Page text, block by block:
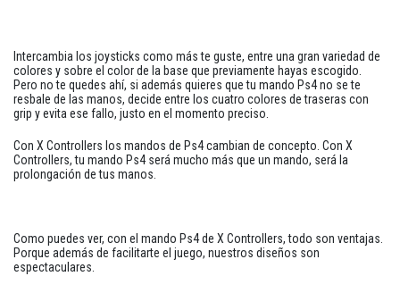
Intercambia los joysticks como más te guste, entre una gran variedad de
colores y sobre el color de la base que previamente hayas escogido.
Pero no te quedes ahí, si además quieres que tu mando Ps4 no se te
resbale de las manos, decide entre los cuatro colores de traseras con
grip y evita ese fallo, justo en el momento preciso.
Con X Controllers los mandos de Ps4 cambian de concepto. Con X
Controllers, tu mando Ps4 será mucho más que un mando, será la
prolongación de tus manos.
Como puedes ver, con el mando Ps4 de X Controllers, todo son ventajas.
Porque además de facilitarte el juego, nuestros diseños son
espectaculares.